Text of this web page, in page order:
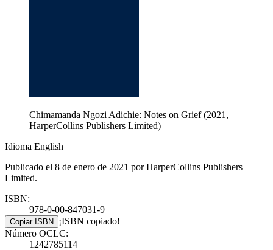
Chimamanda Ngozi Adichie: Notes on Grief (2021,
HarperCollins Publishers Limited)
Idioma English
Publicado el 8 de enero de 2021 por HarperCollins Publishers
Limited.
ISBN:
978-0-00-847031-9
Copiar ISBN ¡ISBN copiado!
Número OCLC:
1242785114